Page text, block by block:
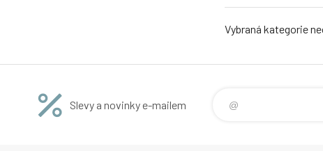
Vybraná kategorie
Slevy a novinky e-mailem